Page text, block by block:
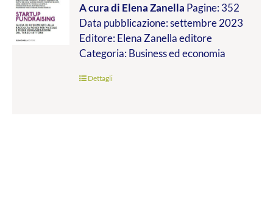
prezzo:
da
€24.99
a
A cura di Elena Zanella Pagine: 352
Data pubblicazione: settembre 2023
Editore: Elena Zanella editore
Categoria: Business ed economia
Dettagli